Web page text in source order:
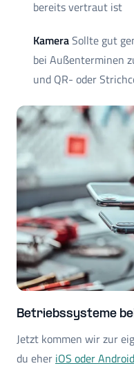
bereits vertraut ist
KameraSollte gut
bei Außenterminen
und QR- oder
Betriebssysteme
Jetzt kommen wir zur
du eher iOS oder